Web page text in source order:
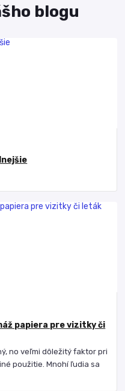
blogu
papiera pre vizitky či
no veľmi dôležitý faktor pri
použitie. Mnohí ľudia sa